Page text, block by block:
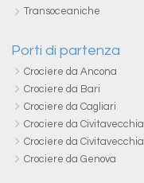
Transoceaniche
Porti di partenza
Crociere da Ancona
Crociere da Bari
Crociere da Cagliari
Crociere da Civitavecchia
Crociere da Civitavecchia
Crociere da Genova